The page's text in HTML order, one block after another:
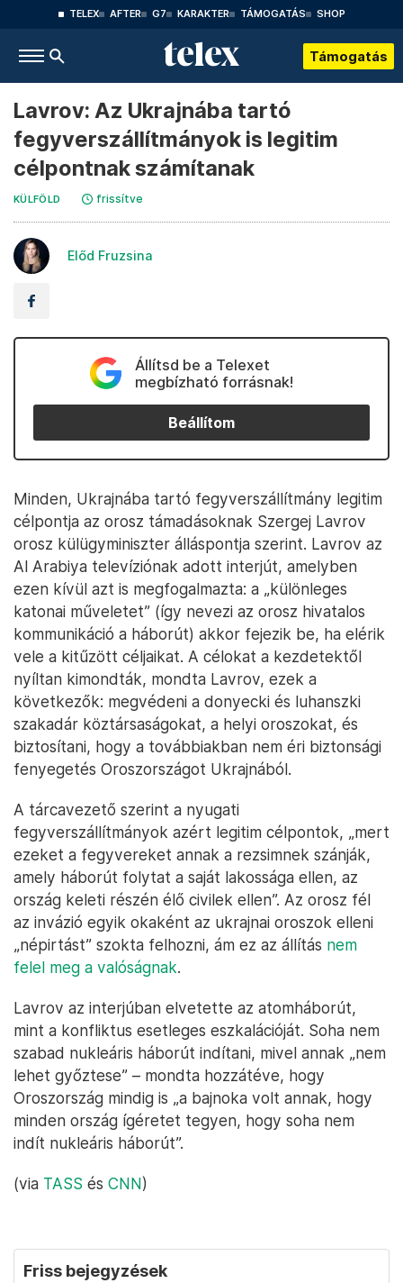
TELEX AFTER G7 KARAKTER TÁMOGATÁS SHOP
Támogatás
Lavrov: Az Ukrajnába tartó
fegyverszállítmányok is legitim
célpontnak számítanak
KÜLFÖLD frissítve
Előd Fruzsina
Állítsd be a Telexet
megbízható forrásnak!
Beállítom
Minden, Ukrajnába tartó fegyverszállítmány legitim
célpontja az orosz támadásoknak Szergej Lavrov
orosz külügyminiszter álláspontja szerint. Lavrov az
Al Arabiya televíziónak adott interjút, amelyben
ezen kívül azt is megfogalmazta: a „különleges
katonai műveletet” (így nevezi az orosz hivatalos
kommunikáció a háborút) akkor fejezik be, ha elérik
vele a kitűzött céljaikat. A célokat a kezdetektől
nyíltan kimondták, mondta Lavrov, ezek a
következők: megvédeni a donyecki és luhanszki
szakadár köztársaságokat, a helyi oroszokat, és
biztosítani, hogy a továbbiakban nem éri biztonsági
fenyegetés Oroszországot Ukrajnából.
A tárcavezető szerint a nyugati
fegyverszállítmányok azért legitim célpontok, „mert
ezeket a fegyvereket annak a rezsimnek szánják,
amely háborút folytat a saját lakossága ellen, az
ország keleti részén élő civilek ellen”. Az orosz fél
az invázió egyik okaként az ukrajnai oroszok elleni
„népirtást” szokta felhozni, ám ez az állítás nem
felel meg a valóságnak.
Lavrov az interjúban elvetette az atomháborút,
mint a konfliktus esetleges eszkalációját. Soha nem
szabad nukleáris háborút indítani, mivel annak „nem
lehet győztese” – mondta hozzátéve, hogy
Oroszország mindig is „a bajnoka volt annak, hogy
minden ország ígéretet tegyen, hogy soha nem
indít nukleáris háborút”.
(via TASS és CNN)
Friss bejegyzések